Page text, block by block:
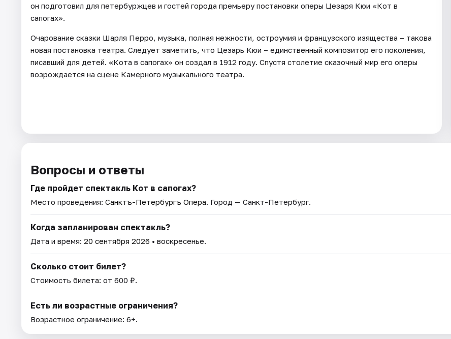
он подготовил для петербуржцев и гостей города премьеру постановки оперы Цезаря Кюи «Кот в
сапогах».
Очарование сказки Шарля Перро, музыка, полная нежности, остроумия и французского изящества – такова
новая постановка театра. Следует заметить, что Цезарь Кюи – единственный композитор его поколения,
писавший для детей. «Кота в сапогах» он создал в 1912 году. Спустя столетие сказочный мир его оперы
возрождается на сцене Камерного музыкального театра.
Вопросы и ответы
Где пройдет спектакль Кот в сапогах?
Место проведения: Санктъ-Петербургъ Опера. Город — Санкт-Петербург.
Когда запланирован спектакль?
Дата и время: 20 сентября 2026 • воскресенье.
Сколько стоит билет?
Стоимость билета: от 600 ₽.
Есть ли возрастные ограничения?
Возрастное ограничение: 6+.